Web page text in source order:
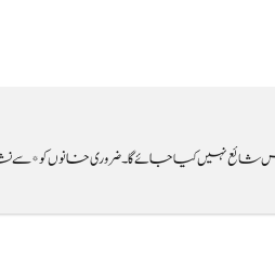
شائع نہیں کیا جائے گا۔ضروری خانوں کو*سے